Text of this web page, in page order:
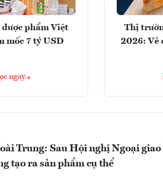
phẩm Việt
mốc 7 tỷ USD
ngay
Thị
2026: Vẻ
Trung: Sau Hội nghị Ngoại
tạo ra sản phẩm cụ thể